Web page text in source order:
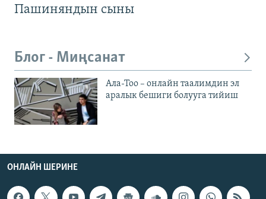
Пашиняндын сыны
Блог - Миңсанат
Ала-Тоо – онлайн таалимдин эл
аралык бешиги болууга тийиш
ОНЛАЙН ШЕРИНЕ